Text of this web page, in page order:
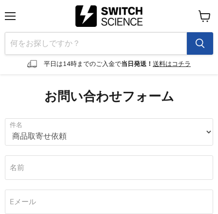
ニ
ュ
ー
平日は14時までのご入金で当日発送！ 送料はコチラ
カ
ー
ト
を
見
お問い合わせフォーム
件名
名前
Eメール